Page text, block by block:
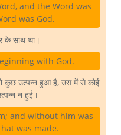
and the Word was
was God.
के साथ था।
with God.
कुछ उत्पन्न हुआ है, उस में से कोई
न हुई।
and without him was
was made.